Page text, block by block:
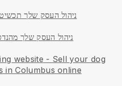
ניהול העסק שלך
ניהול העסק שלך
website - Sell your dog
in Columbus online